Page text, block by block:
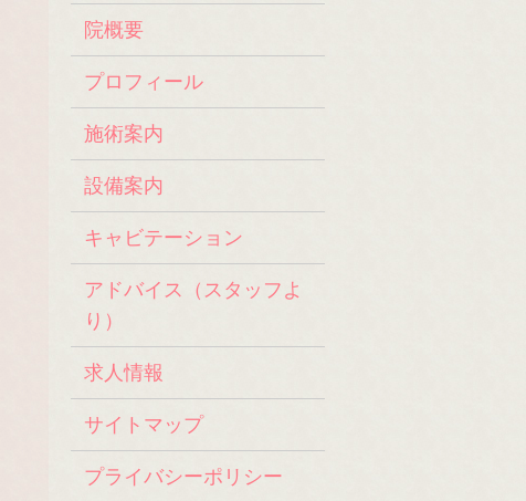
院概要
プロフィール
施術案内
設備案内
キャビテーション
アドバイス（スタッフよ
り）
求人情報
サイトマップ
プライバシーポリシー